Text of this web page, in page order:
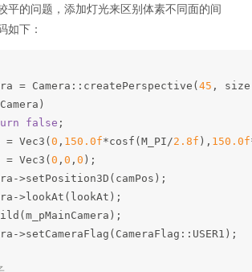
平的问题，添加灯光来区别体素不同面的间
如下：
= Camera::createPerspective(45 ,
false ;
= Vec3(0 , 150.0f*cosf(M_PI/2.8f ), 150.0f
= Vec3(0 , 0 , 0 );
>setPosition3D(camPos);
>lookAt(lookAt);
>setCameraFlag(CameraFlag::USER1);